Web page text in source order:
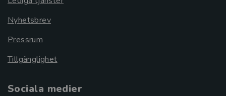
Nyhetsbrev
Pressrum
Tillgänglighet
Sociala medier